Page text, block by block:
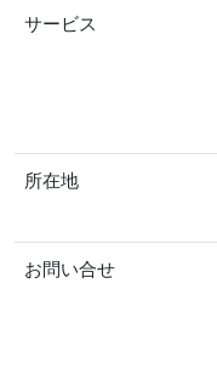
サービス
所在地
お問い合せ